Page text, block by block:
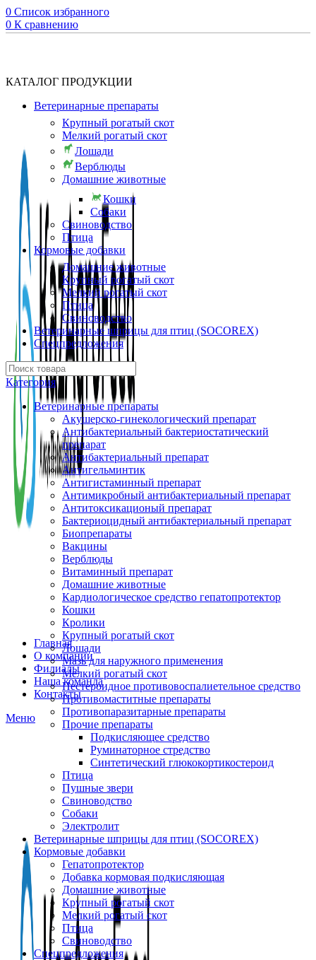
0 Список избранного
0 К сравнению
Главная
О компании
Филиалы
Наша команда
Контакты
Меню
КАТАЛОГ ПРОДУКЦИИ
Ветеринарные препараты
Крупный рогатый скот
Мелкий рогатый скот
Лошади
Верблюды
Домашние животные
Кошки
Собаки
Свиноводство
Птица
Кормовые добавки
Домашние животные
Крупный рогатый скот
Мелкий рогатый скот
Птица
Свиноводство
Ветеринарные шприцы для птиц (SOCOREX)
Спецпредложения
Категория
Ветеринарные препараты
Акушерско-гинекологический препарат
Антибактериальный бактериостатический
препарат
Антибактериальный препарат
Антигельминтик
Антигистаминный препарат
Антимикробный антибактериальный препарат
Антитоксикационый препарат
Бактериоцидный антибактериальный препарат
Биопрепараты
Вакцины
Верблюды
Витаминный препарат
Домашние животные
Кардиологическое средство гепатопротектор
Кошки
Кролики
Крупный рогатый скот
Лошади
Мазь для наружного применения
Мелкий рогатый скот
Нестероидное противовоспалиетельное средство
Противомаститные препараты
Противопаразитарные препараты
Прочие препараты
Подкисляющее средство
Руминаторное стредство
Синтетический глюкокортикостероид
Птица
Пушные звери
Свиноводство
Собаки
Электролит
Ветеринарные шприцы для птиц (SOCOREX)
Кормовые добавки
Гепатопротектор
Добавка кормовая подкисляющая
Домашние животные
Крупный рогатый скот
Мелкий рогатый скот
Птица
Свиноводство
Спецпредложения